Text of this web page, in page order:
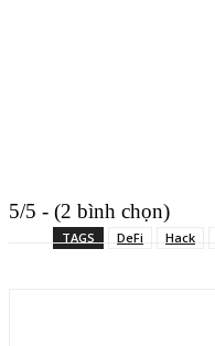
5/5 - (2 bình chọn)
TAGS DeFi Hack